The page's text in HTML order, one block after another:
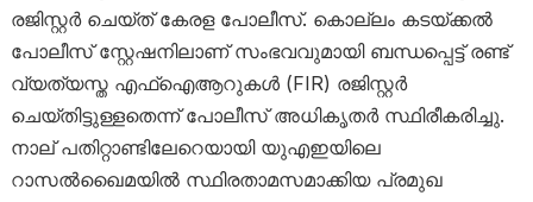
രജിസ്റ്റർ ചെയ്ത് കേരള പോലീസ്. കൊല്ലം കടയ്ക്കൽ
പോലീസ് സ്റ്റേഷനിലാണ് സംഭവവുമായി ബന്ധപ്പെട്ട് രണ്ട്
വ്യത്യസ്ത എഫ്ഐആറുകൾ (FIR) രജിസ്റ്റർ
ചെയ്തിട്ടുള്ളതെന്ന് പോലീസ് അധികൃതർ സ്ഥിരീകരിച്ചു.
നാല് പതിറ്റാണ്ടിലേറെയായി യുഎഇയിലെ
റാസൽഖൈമയിൽ സ്ഥിരതാമസമാക്കിയ പ്രമുഖ